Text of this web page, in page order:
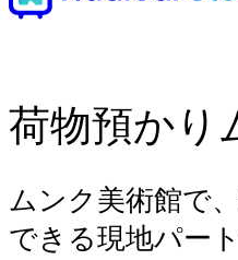
荷物預かり
ムンク美術館で
できる現地パー